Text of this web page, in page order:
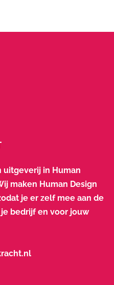
uitgeverij in Human
maken Human Design
je er zelf mee aan de
bedrijf en voor jouw